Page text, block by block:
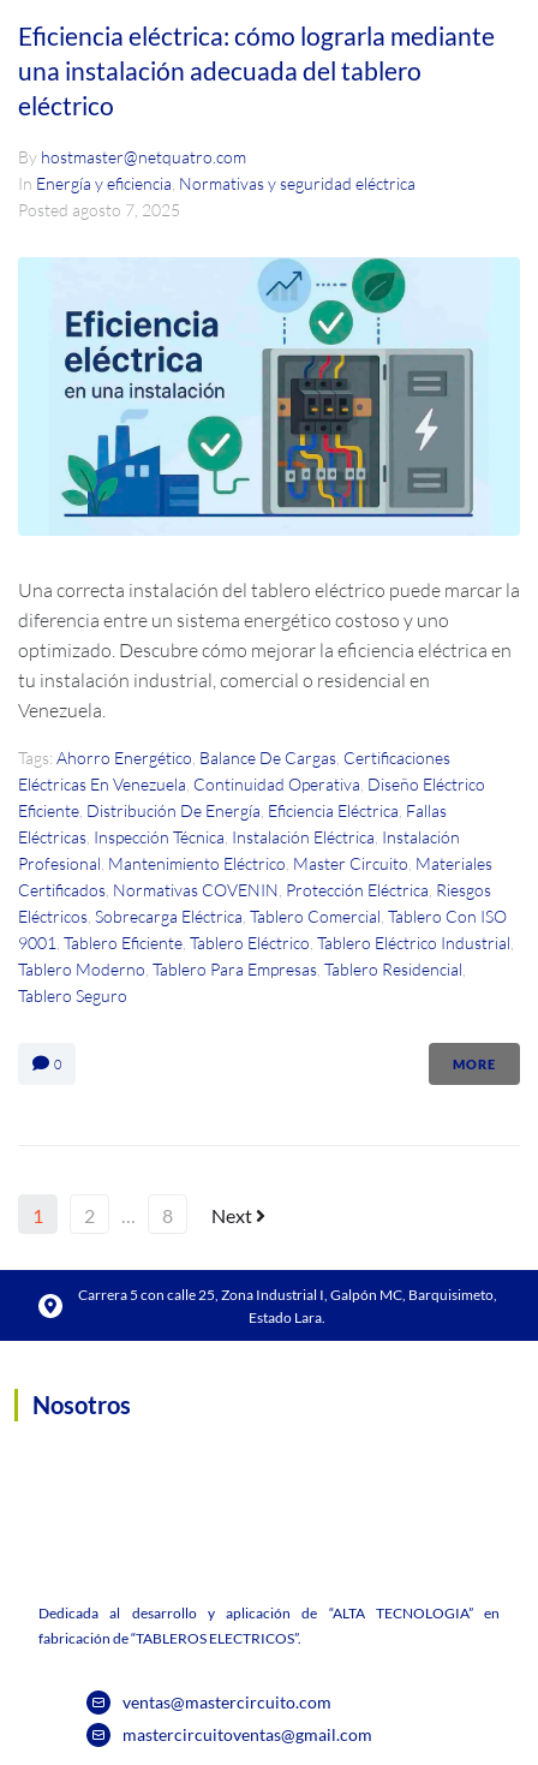
Eficiencia eléctrica: cómo lograrla mediante
una instalación adecuada del tablero
eléctrico
By hostmaster@netquatro.com
In Energía y eficiencia, Normativas y seguridad eléctrica
Posted agosto 7, 2025
Una correcta instalación del tablero eléctrico puede marcar la
diferencia entre un sistema energético costoso y uno
optimizado. Descubre cómo mejorar la eficiencia eléctrica en
tu instalación industrial, comercial o residencial en
Venezuela.
Tags: Ahorro Energético Balance De Cargas Certificaciones
Eléctricas En Venezuela Continuidad Operativa Diseño Eléctrico
Eficiente Distribución De Energía Eficiencia Eléctrica Fallas
Eléctricas Inspección Técnica Instalación Eléctrica Instalación
Profesional Mantenimiento Eléctrico Master Circuito Materiales
Certificados Normativas COVENIN Protección Eléctrica Riesgos
Eléctricos Sobrecarga Eléctrica Tablero Comercial Tablero Con ISO
9001 Tablero Eficiente Tablero Eléctrico Tablero Eléctrico Industrial
Tablero Moderno Tablero Para Empresas Tablero Residencial
Tablero Seguro
0 MORE
1 2 … 8 Next
Carrera 5 con calle 25, Zona Industrial I, Galpón MC, Barquisimeto,
Estado Lara.
Nosotros
Dedicada al desarrollo y aplicación de “ALTA TECNOLOGIA” en
fabricación de “TABLEROS ELECTRICOS”.
ventas@mastercircuito.com
mastercircuitoventas@gmail.com